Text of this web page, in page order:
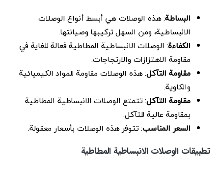
البساطة: هذه الوصلات هي أبسط أنواع الوصلات
الانبساطية، ومن السهل تركيبها وصيانتها.
الكفاءة: الوصلات الانبساطية المطاطية فعالة للغاية في
مقاومة الاهتزازات والارتجاجات.
مقاومة التآكل: هذه الوصلات مقاومة للمواد الكيميائية
والكاوية.
مقاومة التآكل: تتمتع الوصلات الانبساطية المطاطية
بمقاومة عالية للتآكل.
السعر المناسب: تتوفر هذه الوصلات بأسعار معقولة.
تطبيقات الوصلات الانبساطية المطاطية